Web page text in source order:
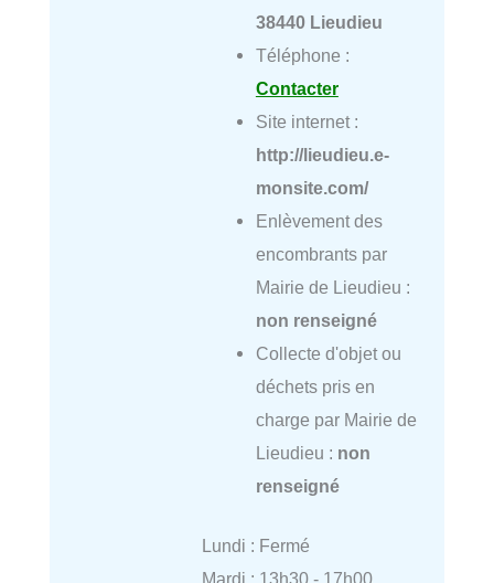
38440 Lieudieu
Téléphone :
Contacter
Site internet :
http://lieudieu.e-
monsite.com/
Enlèvement des
encombrants par
Mairie de Lieudieu :
non renseigné
Collecte d'objet ou
déchets pris en
charge par Mairie de
Lieudieu : non
renseigné
Lundi : Fermé
Mardi : 13h30 - 17h00